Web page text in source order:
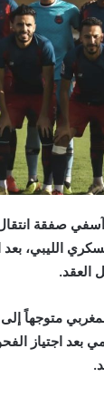
صفقة انتقال
الليبي،
العقد.
متوجهاً
بعد اجتياز